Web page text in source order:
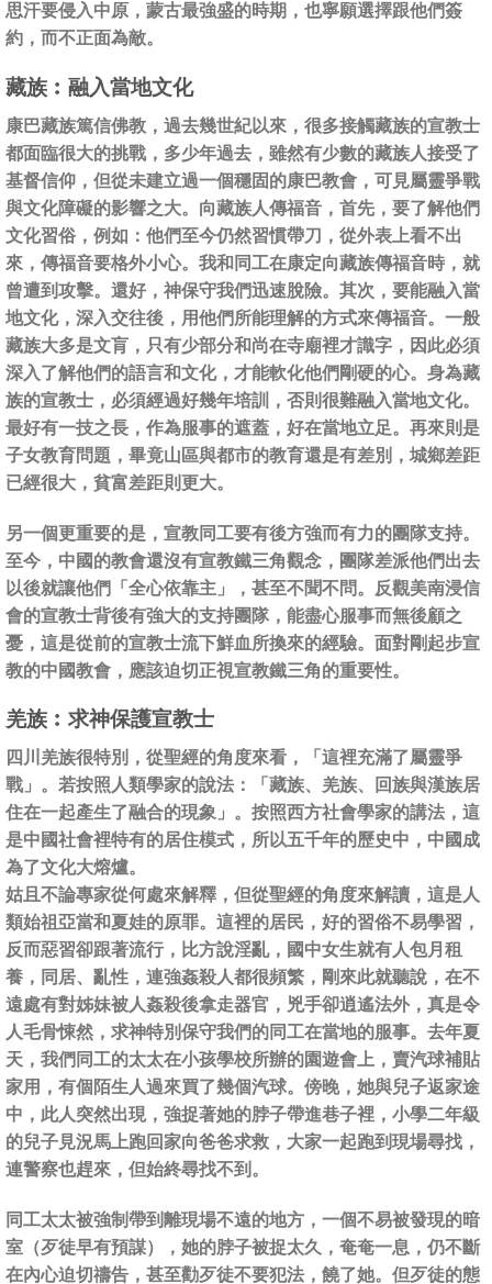
思汗要侵入中原，蒙古最強盛的時期，也寧願選擇跟他們簽
約，而不正面為敵。
藏族︰融入當地文化
康巴藏族篤信佛教，過去幾世紀以來，很多接觸藏族的宣教士
都面臨很大的挑戰，多少年過去，雖然有少數的藏族人接受了
基督信仰，但從未建立過一個穩固的康巴教會，可見屬靈爭戰
與文化障礙的影響之大。向藏族人傳福音，首先，要了解他們
文化習俗，例如：他們至今仍然習慣帶刀，從外表上看不出
來，傳福音要格外小心。我和同工在康定向藏族傳福音時，就
曾遭到攻擊。還好，神保守我們迅速脫險。其次，要能融入當
地文化，深入交往後，用他們所能理解的方式來傳福音。一般
藏族大多是文肓，只有少部分和尚在寺廟裡才識字，因此必須
深入了解他們的語言和文化，才能軟化他們剛硬的心。身為藏
族的宣教士，必須經過好幾年培訓，否則很難融入當地文化。
最好有一技之長，作為服事的遮蓋，好在當地立足。再來則是
子女教育問題，畢竟山區與都市的教育還是有差別，城鄉差距
已經很大，貧富差距則更大。
另一個更重要的是，宣教同工要有後方強而有力的團隊支持。
至今，中國的教會還沒有宣教鐵三角觀念，團隊差派他們出去
以後就讓他們「全心依靠主」，甚至不聞不問。反觀美南浸信
會的宣教士背後有強大的支持團隊，能盡心服事而無後顧之
憂，這是從前的宣教士流下鮮血所換來的經驗。面對剛起步宣
教的中國教會，應該迫切正視宣教鐵三角的重要性。
羌族︰求神保護宣教士
四川羌族很特別，從聖經的角度來看，「這裡充滿了屬靈爭
戰」。若按照人類學家的說法：「藏族、羌族、回族與漢族居
住在一起產生了融合的現象」。按照西方社會學家的講法，這
是中國社會裡特有的居住模式，所以五千年的歷史中，中國成
為了文化大熔爐。
姑且不論專家從何處來解釋，但從聖經的角度來解讀，這是人
類始祖亞當和夏娃的原罪。這裡的居民，好的習俗不易學習，
反而惡習卻跟著流行，比方說淫亂，國中女生就有人包月租
養，同居、亂性，連強姦殺人都很頻繁，剛來此就聽說，在不
遠處有對姊妹被人姦殺後拿走器官，兇手卻逍遙法外，真是令
人毛骨悚然，求神特別保守我們的同工在當地的服事。去年夏
天，我們同工的太太在小孩學校所辦的園遊會上，賣汽球補貼
家用，有個陌生人過來買了幾個汽球。傍晚，她與兒子返家途
中，此人突然出現，強捉著她的脖子帶進巷子裡，小學二年級
的兒子見況馬上跑回家向爸爸求救，大家一起跑到現場尋找，
連警察也趕來，但始終尋找不到。
同工太太被強制帶到離現場不遠的地方，一個不易被發現的暗
室（歹徒早有預謀），她的脖子被捉太久，奄奄一息，仍不斷
在內心迫切禱告，甚至勸歹徒不要犯法，饒了她。但歹徒的態